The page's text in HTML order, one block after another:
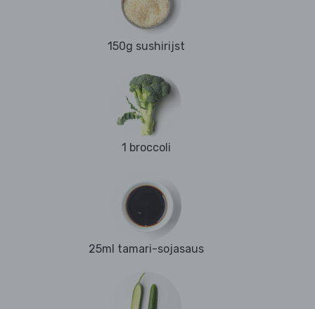
150g sushirijst
1 broccoli
25ml tamari-sojasaus